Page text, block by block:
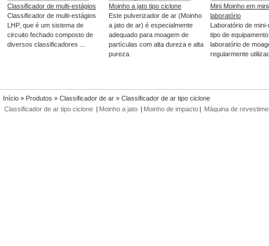
Classificador de multi-estágios
Classificador de multi-estágios
LHP, que é um sistema de
circuito fechado composto de
diversos classificadores ...
Moinho a jato tipo ciclone
Este pulverizador de ar (Moinho
a jato de ar) é especialmente
adequado para moagem de
partículas com alta dureza e alta
pureza.
Mini Moinho em
laboratório
Laboratório de
tipo de
laboratório de
regularmente
Início » Produtos » Classificador de ar » Classificador de ar tipo ciclone
Classificador de ar tipo ciclone | Moinho a jato | Moinho de impacto | Máquina de